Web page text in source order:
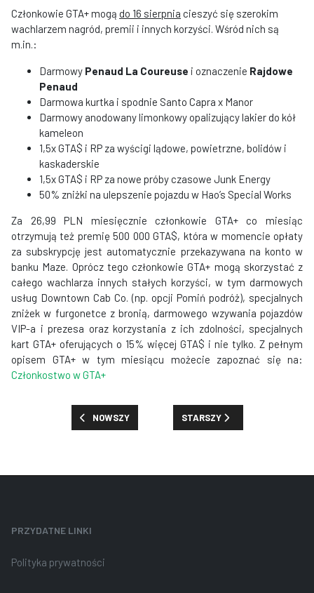
Członkowie GTA+ mogą do 16 sierpnia cieszyć się szerokim
wachlarzem nagród, premii i innych korzyści. Wśród nich są
m.in.:
Darmowy Penaud La Coureuse i oznaczenie Rajdowe
Penaud
Darmowa kurtka i spodnie Santo Capra x Manor
Darmowy anodowany limonkowy opalizujący lakier do kół
kameleon
1,5x GTA$ i RP za wyścigi lądowe, powietrzne, bolidów i
kaskaderskie
1,5x GTA$ i RP za nowe próby czasowe Junk Energy
50% zniżki na ulepszenie pojazdu w Hao’s Special Works
Za 26,99 PLN miesięcznie członkowie GTA+ co miesiąc
otrzymują też premię 500 000 GTA$, która w momencie opłaty
za subskrypcję jest automatycznie przekazywana na konto w
banku Maze. Oprócz tego członkowie GTA+ mogą skorzystać z
całego wachlarza innych stałych korzyści, w tym darmowych
usług Downtown Cab Co. (np. opcji Pomiń podróż), specjalnych
zniżek w furgonetce z bronią, darmowego wzywania pojazdów
VIP-a i prezesa oraz korzystania z ich zdolności, specjalnych
kart GTA+ oferujących o 15% więcej GTA$ i nie tylko. Z pełnym
opisem GTA+ w tym miesiącu możecie zapoznać się na:
Członkostwo w GTA+
POPRZEDNIA STRONA: PREMIE, ZNIŻKI I NOWOŚCI:
NOWSZY NASTĘPNA STRONA:
STARSZY
PRZYDATNE LINKI
Polityka prywatności